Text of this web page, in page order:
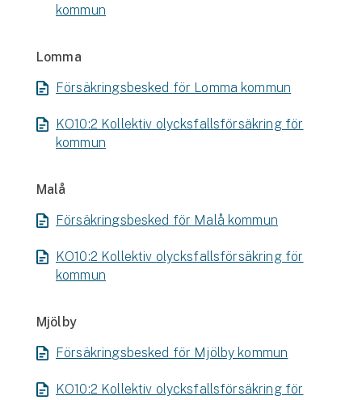
kommun
Lomma
Försäkringsbesked för Lomma kommun
KO10:2 Kollektiv olycksfallsförsäkring för
kommun
Malå
Försäkringsbesked för Malå kommun
KO10:2 Kollektiv olycksfallsförsäkring för
kommun
Mjölby
Försäkringsbesked för Mjölby kommun
KO10:2 Kollektiv olycksfallsförsäkring för